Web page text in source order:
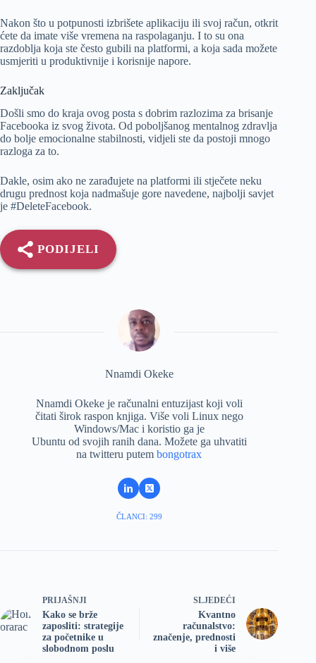
Nakon što u potpunosti izbrišete aplikaciju ili svoj račun, otkrit
ćete da imate više vremena na raspolaganju. I to su ona
razdoblja koja ste često gubili na platformi, a koja sada možete
usmjeriti u produktivnije i korisnije napore.
Zaključak
Došli smo do kraja ovog posta s dobrim razlozima za brisanje
Facebooka iz svog života. Od poboljšanog mentalnog zdravlja
do bolje emocionalne stabilnosti, vidjeli ste da postoji mnogo
razloga za to.
Dakle, osim ako ne zarađujete na platformi ili stječete neku
drugu prednost koja nadmašuje gore navedene, najbolji savjet
je #DeleteFacebook.
PODIJELI
Nnamdi Okeke
Nnamdi Okeke je računalni entuzijast koji voli
čitati širok raspon knjiga. Više voli Linux nego
Windows/Mac i koristio ga je
Ubuntu od svojih ranih dana. Možete ga uhvatiti
na twitteru putembongotrax
ČLANCI: 299
PRIJAŠNJI
Kako se brže
zaposliti: strategije
za početnike u
slobodnom poslu
SLJEDEĆI
Kvantno
računalstvo:
značenje, prednosti
i više